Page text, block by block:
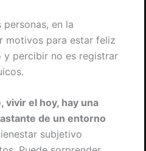
en la
motivos para estar feliz
y percibir no es registrar
el hoy, hay una
de un entorno
subjetivo